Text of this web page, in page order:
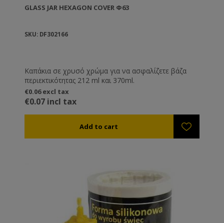
GLASS JAR HEXAGON COVER Φ63
SKU: DF302166
Καπάκια σε χρυσό χρώμα για να ασφαλίζετε βάζα
περιεκτικότητας 212 ml και 370ml.
€0.06 excl tax
€0.07 incl tax